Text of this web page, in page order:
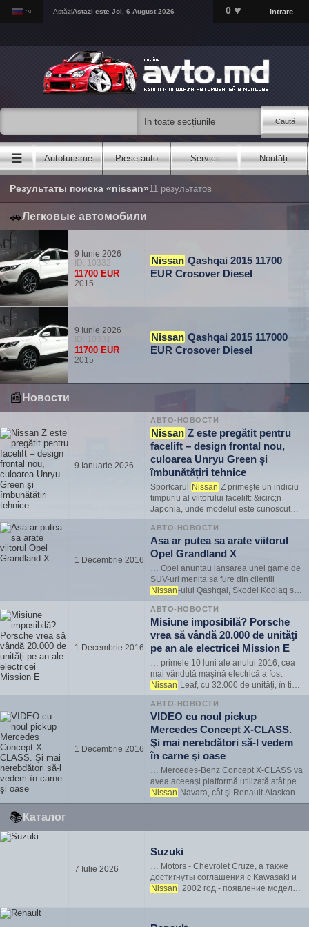
AstăziAstazi este Joi, 6 August 2026 0 ♥ Intrare
Caută
☰ Autoturisme Piese auto Servicii Noutăți
Результаты поиска «nissan»11 результатов
🚗Легковые автомобили
9 Iunie 2026
ID: 10332
11700 EUR
2015
Nissan Qashqai 2015 11700
EUR Crosover Diesel
9 Iunie 2026
ID: 10331
11700 EUR
2015
Nissan Qashqai 2015 117000
EUR Crosover Diesel
📰 Новости
9 Ianuarie 2026
АВТО-НОВОСТИ
Nissan Z este pregătit pentru
facelift – design frontal nou,
culoarea Unryu Green și
îmbunătățiri tehnice
Sportcarul Nissan Z primește un indiciu
timpuriu al viitorului facelift: &icirc;n
Japonia, unde modelul este cunoscut
prezentată o versiune actualizată cu
partea frontală redesenată. Scopul
modificărilor este clar &nd…
1 Decembrie 2016
АВТО-НОВОСТИ
Asa ar putea sa arate viitorul
Opel Grandland X
… Opel anuntau lansarea unei game de
SUV-uri menita sa fure din clientii
Nissan-ului Qashqai, Skodei Kodiaq sau
Nissan-ului X-Trail. Dupa Mokka X,
constructorul german de automobile a
anuntat Crossland X, un crossover
compact, aflat la intrarea in seg…
1 Decembrie 2016
АВТО-НОВОСТИ
Misiune imposibilă? Porsche
vrea să vândă 20.000 de unităţi
pe an ale electricei Mission E
… primele 10 luni ale anului 2016, cea
mai vândută maşină electrică a fost
Nissan Leaf, cu 32.000 de unităţi, în timp
cu 19.500 de unităţi. În condiţiile în care
Porsche Mission E va avea un preţ de
comercia…
1 Decembrie 2016
АВТО-НОВОСТИ
VIDEO cu noul pickup
Mercedes Concept X-CLASS.
Şi mai nerebdători să-l vedem
în carne şi oase
… Mercedes-Benz Concept X-CLASS va
avea aceeaşi platformă utilizată atât pe
Nissan Navara, cât şi Renault Alaskan.
Sub capotă ne aşteptăm să găsim o
📚 Каталог
7 Iulie 2026
Suzuki
достигнуты соглашения с Kawasaki и
Nissan
. 2002 год - появление модели